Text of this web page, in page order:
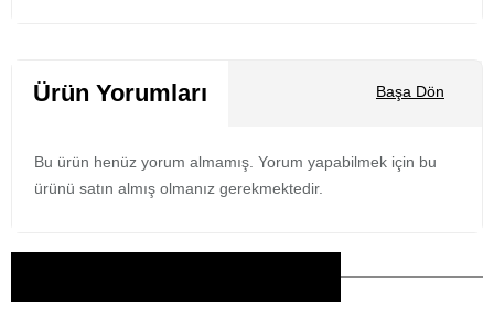
Ürün Yorumları Başa Dön
Bu ürün henüz yorum almamış. Yorum yapabilmek için bu
ürünü satın almış olmanız gerekmektedir.